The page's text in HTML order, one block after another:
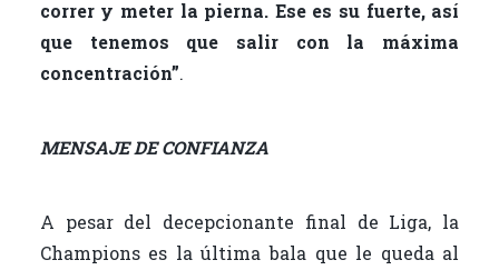
correr y meter la pierna. Ese es su fuerte, así
que tenemos que salir con la máxima
concentración”.
MENSAJE DE CONFIANZA
A pesar del decepcionante final de Liga, la
Champions es la última bala que le queda al